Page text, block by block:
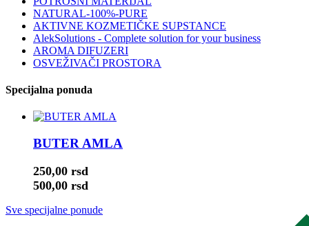
NATURAL-100%-PURE
AKTIVNE KOZMETIČKE SUPSTANCE
AlekSolutions - Complete solution for your business
AROMA DIFUZERI
OSVEŽIVAČI PROSTORA
Specijalna ponuda
BUTER AMLA
250,00 rsd
500,00 rsd
Sve specijalne ponude